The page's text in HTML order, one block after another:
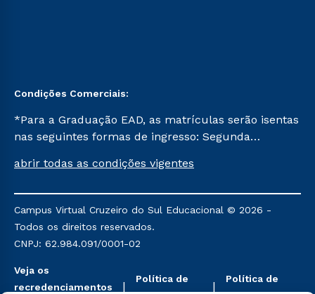
Condições Comerciais:
*Para a Graduação EAD, as matrículas serão isentas
nas seguintes formas de ingresso: Segunda
Já para as demais, a taxa de matrícula será de R$
mencionadas são referentes aos cursos: Ensino
Religioso, Geografia para a Docência e Metodologia
do Ensino de História: Questões Atuais.
abrir todas as condições vigentes
Campus Virtual Cruzeiro do Sul Educacional © 2026 -
Todos os direitos reservados.
CNPJ: 62.984.091/0001-02
Veja os
recredenciamentos
Política de
Política de